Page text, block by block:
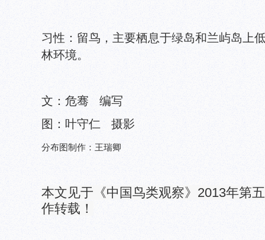
习性：留鸟，主要栖息于绿岛和兰屿岛上
林环境。
文：危骞 编写
图：叶守仁 摄影
分布图制作：王瑞卿
本文见于《中国鸟类观察》2013年第
作转载！